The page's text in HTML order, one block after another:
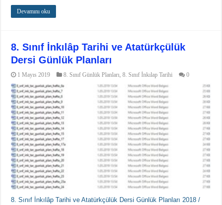
Devamını oku
8. Sınıf İnkılâp Tarihi ve Atatürkçülük
Dersi Günlük Planları
1 Mayıs 2019 8. Sınıf Günlük Planları ,8. Sınıf İnkılap Tarihi 0
8. Sınıf İnkılâp Tarihi ve Atatürkçülük Dersi Günlük Planları 2018 /